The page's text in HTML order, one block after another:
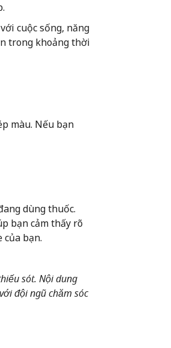
cuộc sống, năng
trong khoảng thời
màu. Nếu bạn
dùng thuốc.
bạn cảm thấy rõ
bạn.
sót. Nội dung
đội ngũ chăm sóc